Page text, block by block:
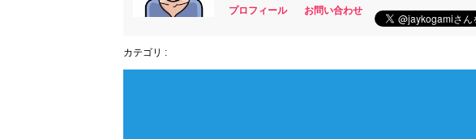
プロフィール
お問い合わせ
カテゴリ :